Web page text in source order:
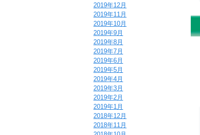
2019年12月
2019年11月
2019年10月
2019年9月
2019年8月
2019年7月
2019年6月
2019年5月
2019年4月
2019年3月
2019年2月
2019年1月
2018年12月
2018年11月